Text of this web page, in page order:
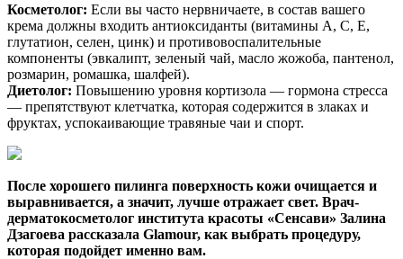
Косметолог: Если вы часто нервничаете,­ в состав вашего
крема должны входить антиоксиданты (витамины А, С, Е,
глутатион, селен, цинк) и противовоспалительные
компоненты (эвкалипт, зеленый чай, масло жожоба, пантенол,
розмарин, ромашка, шалфей).
Диетолог: Повышению уровня кортизола — гормона стресса
— препятствуют клетчатка, которая содержится в злаках и
фруктах, успокаивающие травяные чаи и спорт.
После хорошего пилинга поверхность кожи очищается и
выравнивается, а значит, лучше отражает свет. Врач-
дерматокосметолог ­института красоты «Сенсави» Залина
Дзагоева рассказала Glamour, как выбрать процедуру,
которая подойдет именно вам.